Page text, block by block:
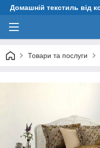
Домашній текстиль від
Товари та послуги